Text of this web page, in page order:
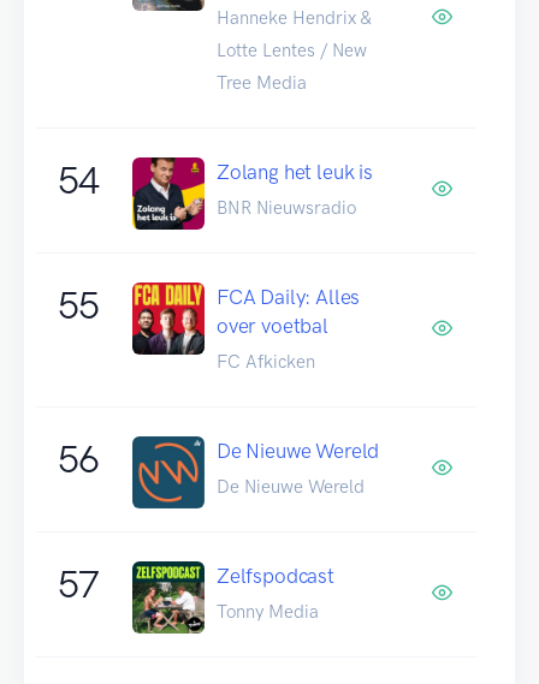
Hanneke Hendrix &
Lotte Lentes / New
Tree Media
54 Zolang het leuk is
BNR Nieuwsradio
55
FCA Daily: Alles
over voetbal
FC Afkicken
56 De Nieuwe Wereld
De Nieuwe Wereld
57 Zelfspodcast
Tonny Media